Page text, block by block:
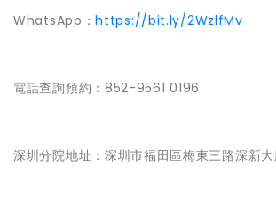
WhatsApp：https://bit.ly/2WzlfMv
電話查詢預約：852-9561 0196
深圳分院地址：深圳市福田區梅東三路深新